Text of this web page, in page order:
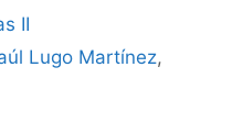
II
Lugo Martínez,